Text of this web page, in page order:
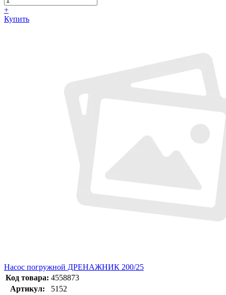
+
Купить
Насос погружной ДРЕНАЖНИК 200/25
Код товара: 4558873
Артикул:
5152